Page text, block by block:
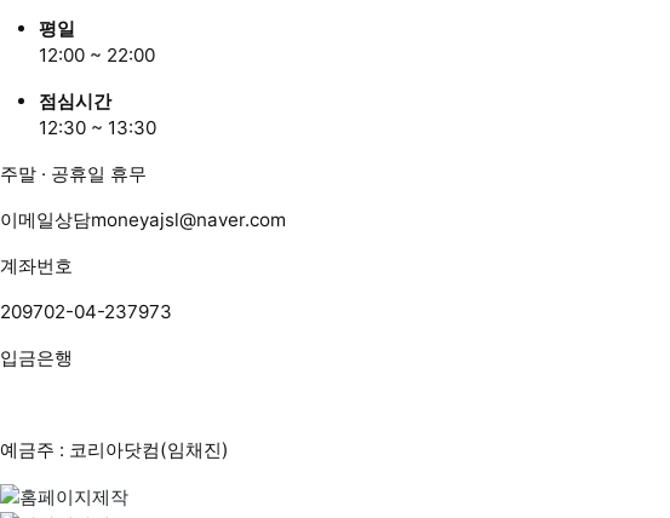
평일
12:00 ~ 22:00
점심시간
12:30 ~ 13:30
주말 · 공휴일 휴무
이메일상담moneyajsl@naver.com
계좌번호
209702-04-237973
입금은행
예금주 : 코리아닷컴(임채진)